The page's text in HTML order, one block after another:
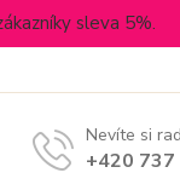
sleva 5%.
Nevíte si
+420